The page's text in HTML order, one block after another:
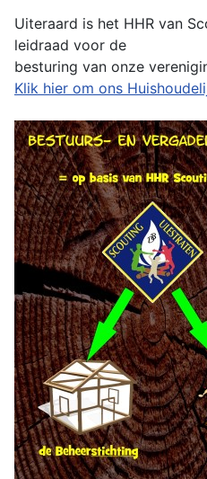
Uiteraard is het HHR van
leidraad voor de
besturing van onze
Klik hier om ons